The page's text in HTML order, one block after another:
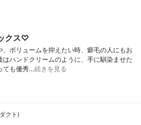
クス♡
ボリュームを抑えたい時、癖毛の人にもお
ハンドクリームのように、手に馴染ませた
ても優秀…続きを見る
クト)